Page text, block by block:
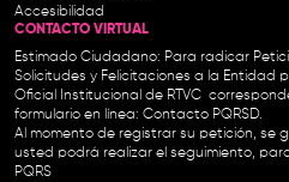
Accesibilidad
CONTACTO VIRTUAL
Estimado Ciudadano: Para radicar
Solicitudes y Felicitaciones a la Entidad
Oficial Institucional de RTVC
formulario en línea: Contacto PQRSD.
Al momento de registrar su petición, se
usted podrá realizar el seguimiento,
PQRS